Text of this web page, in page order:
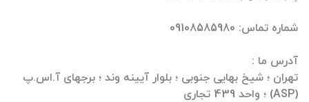
تهران ؛ شیخ بهایی جنوبی ؛ بلوار آیینه وند ؛ برجهای آ.اس.پ
(ASP) ؛ واحد 439 تجاری